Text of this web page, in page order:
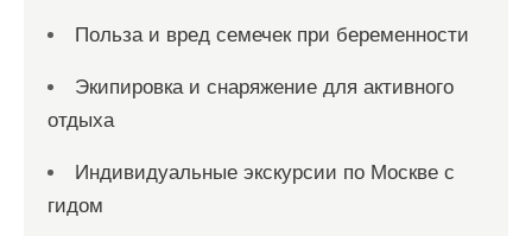
Польза и вред семечек при беременности
Экипировка и снаряжение для активного
отдыха
Индивидуальные экскурсии по Москве с
гидом